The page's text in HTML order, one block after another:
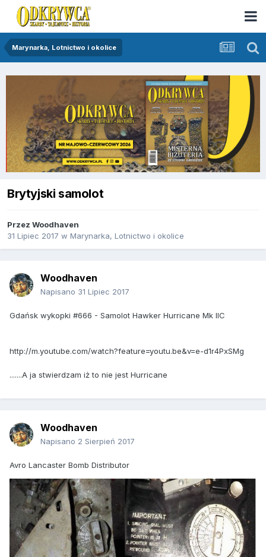
Marynarka, Lotnictwo i okolice
Brytyjski samolot
Przez Woodhaven
31 Lipiec 2017 w Marynarka, Lotnictwo i okolice
Woodhaven
Napisano 31 Lipiec 2017
Gdańsk wykopki #666 - Samolot Hawker Hurricane Mk IIC
http://m.youtube.com/watch?feature=youtu.be&v=e-d1r4PxSMg
.......A ja stwierdzam iż to nie jest Hurricane
Woodhaven
Napisano 2 Sierpień 2017
Avro Lancaster Bomb Distributor